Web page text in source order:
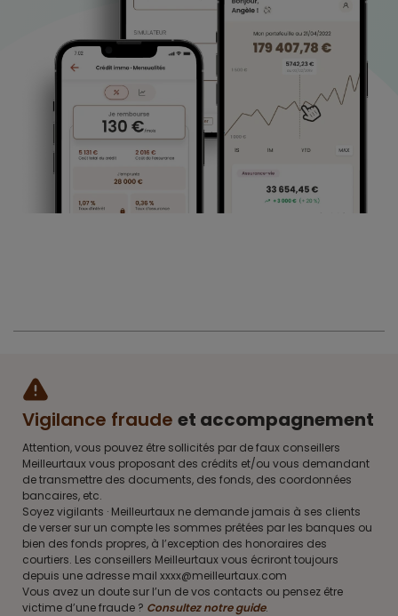
Vigilance fraude et accompagnement
Attention, vous pouvez être sollicités par de faux conseillers
Meilleurtaux vous proposant des crédits et/ou vous demandant
de transmettre des documents, des fonds, des coordonnées
bancaires, etc.
Soyez vigilants · Meilleurtaux ne demande jamais à ses clients
de verser sur un compte les sommes prêtées par les banques ou
bien des fonds propres, à l’exception des honoraires des
courtiers. Les conseillers Meilleurtaux vous écriront toujours
depuis une adresse mail xxxx@meilleurtaux.com
Vous avez un doute sur l’un de vos contacts ou pensez être
victime d’une fraude ? Consultez notre guide.